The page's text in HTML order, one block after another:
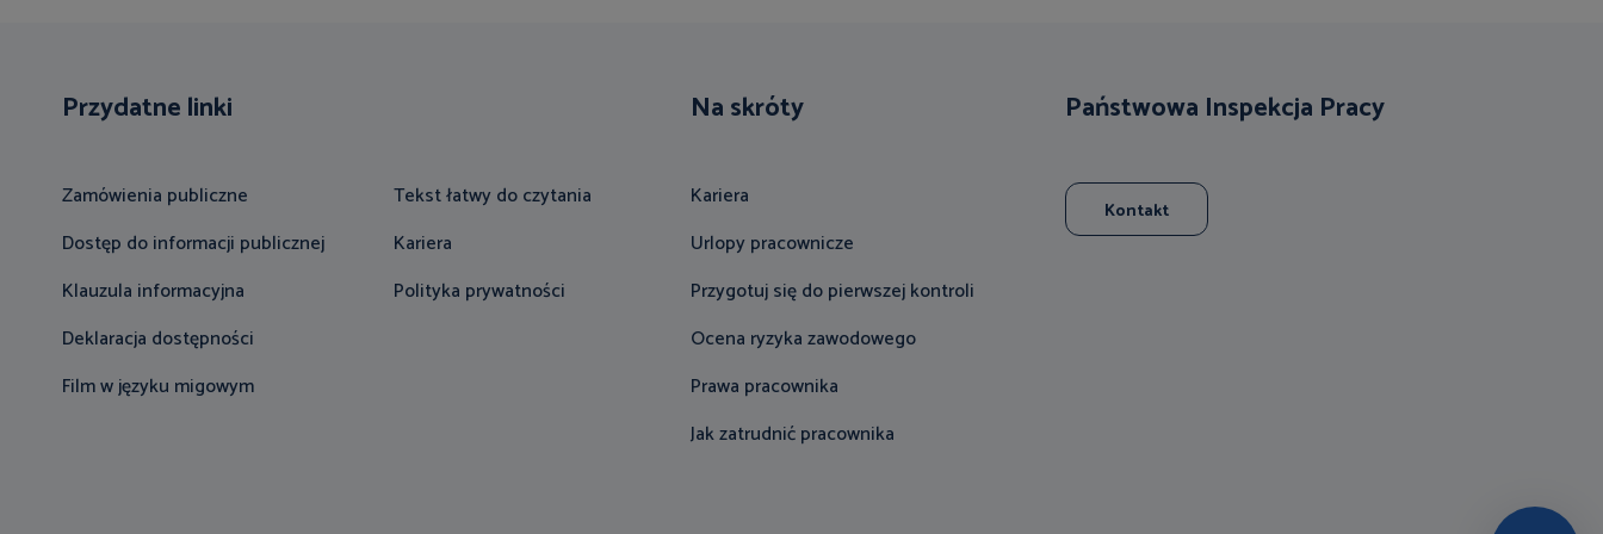
Przydatne linki
Zamówienia publiczne
Dostęp do informacji publicznej
Klauzula informacyjna
Deklaracja dostępności
Film w języku migowym
Tekst łatwy do czytania
Kariera
Polityka prywatności
Na skróty
Kariera
Urlopy pracownicze
Przygotuj się do pierwszej kontroli
Ocena ryzyka zawodowego
Prawa pracownika
Jak zatrudnić pracownika
Państwowa Inspekcja Pracy
Kontakt